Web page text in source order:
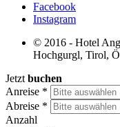
Facebook
Instagram
© 2016 - Hotel
Hochgurgl, Tirol,
Jetzt buchen
Anreise *
Abreise *
Anzahl